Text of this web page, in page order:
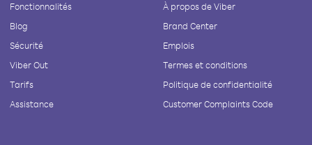
Fonctionnalités
Blog
Sécurité
Viber Out
Tarifs
Assistance
À propos de Viber
Brand Center
Emplois
Termes et conditions
Politique de confidentialité
Customer Complaints Code